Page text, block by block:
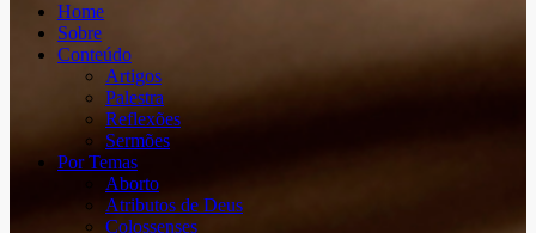
Home
Sobre
Conteúdo
Artigos
Palestra
Reflexões
Sermões
Por Temas
Aborto
Atributos de Deus
Colossenses